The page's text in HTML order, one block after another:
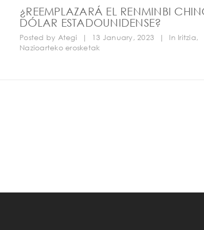
¿REEMPLAZARÁ EL RENMINBI
DÓLAR ESTADOUNIDENSE?
Posted by Ategi | 13 January, 2023 | In Iritzia,
Nazioarteko erosketak